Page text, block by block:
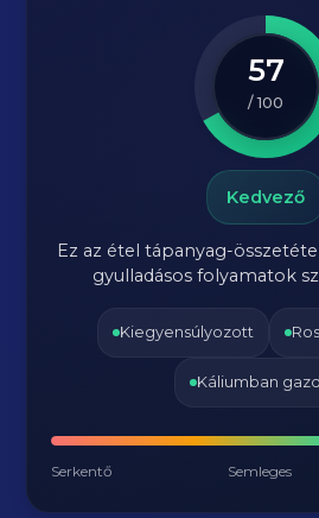
57
/ 100
Kedvező
Ez az étel tápanyag-
gyulladásos folyamatok
Kiegyensúlyozott
Káliumban
Serkentő Semleges